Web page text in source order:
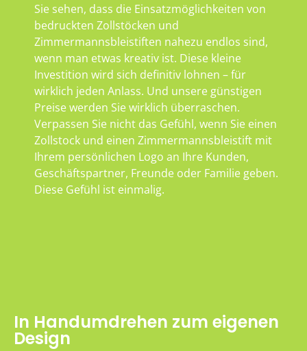
Sie sehen, dass die Einsatzmöglichkeiten von
bedruckten Zollstöcken und
Zimmermannsbleistiften nahezu endlos sind,
wenn man etwas kreativ ist. Diese kleine
Investition wird sich definitiv lohnen – für
wirklich jeden Anlass. Und unsere günstigen
Preise werden Sie wirklich überraschen.
Verpassen Sie nicht das Gefühl, wenn Sie einen
Zollstock und einen Zimmermannsbleistift mit
Ihrem persönlichen Logo an Ihre Kunden,
Geschäftspartner, Freunde oder Familie geben.
Diese Gefühl ist einmalig.
In Handumdrehen zum eigenen
Design